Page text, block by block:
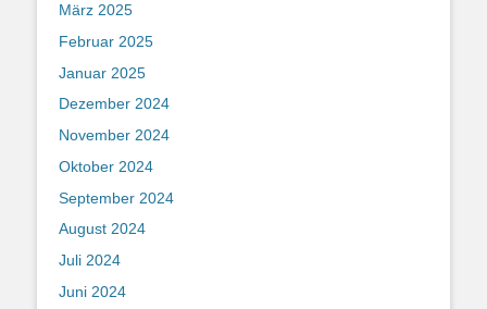
März 2025
Februar 2025
Januar 2025
Dezember 2024
November 2024
Oktober 2024
September 2024
August 2024
Juli 2024
Juni 2024